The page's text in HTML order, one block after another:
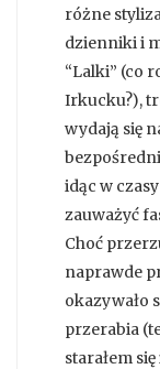
różne
dzienniki i
“Lalki” (co
Irkucku?),
wydają się
idąc w
zauważyć
Choć
naprawde
okazywało
przerabia
starałem